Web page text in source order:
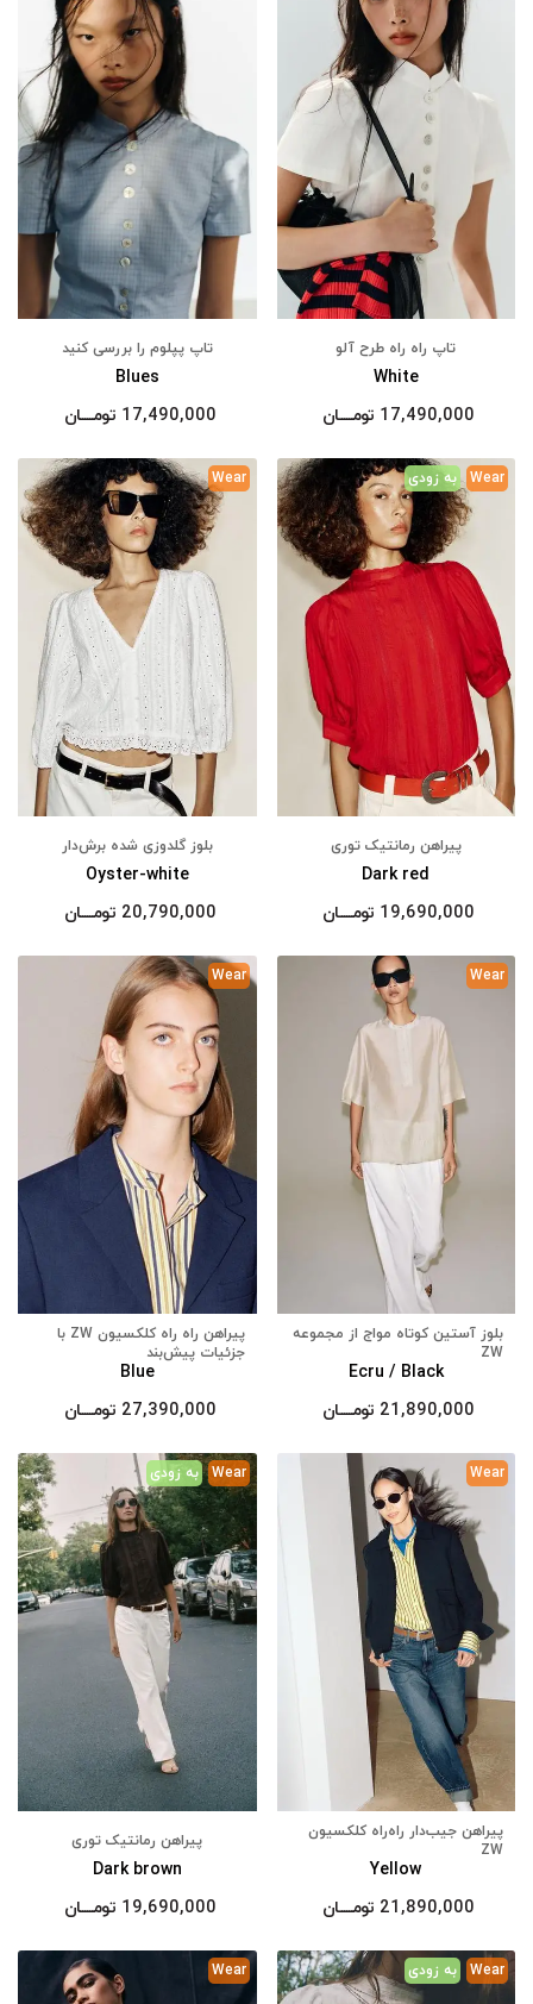
تاپ راه راه طرح آلو
White
17,490,000 تومــــــان
تاپ پپلوم را بررسی کنید
Blues
17,490,000 تومــــــان
Wear به زودی
پیراهن رمانتیک توری
Dark red
19,690,000 تومــــــان
Wear
بلوز گلدوزی شده برش‌دار
Oyster-white
20,790,000 تومــــــان
Wear
بلوز آستین کوتاه مواج از مجموعه
ZW
Ecru / Black
21,890,000 تومــــــان
Wear
پیراهن راه راه کلکسیون ZW با
جزئیات پیش‌بند
Blue
27,390,000 تومــــــان
Wear
پیراهن جیب‌دار راه‌راه کلکسیون
ZW
Yellow
21,890,000 تومــــــان
Wear به زودی
پیراهن رمانتیک توری
Dark brown
19,690,000 تومــــــان
Wear به زودی Wear